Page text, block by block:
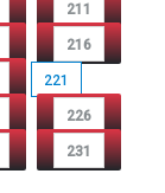
211
216
221
226
231